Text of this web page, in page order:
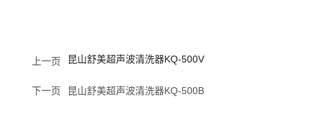
上一页 昆山舒美超声波清洗器KQ-500V
下一页 昆山舒美超声波清洗器KQ-500B